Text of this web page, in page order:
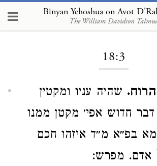
The William Davidson
Loading...
18:3
שהיה עניו ומקטין
חדוש אפי׳ מקטן ממנו
בפ״א מ״ד איזהו חכם
אדם. מפרש: